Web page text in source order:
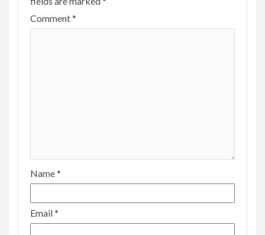
Comment*
Name*
Email*